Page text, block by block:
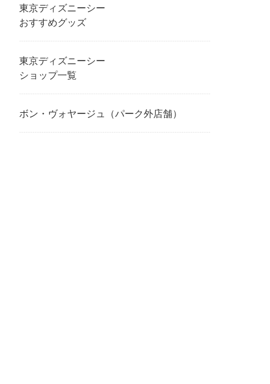
東京ディズニーシー
おすすめグッズ
東京ディズニーシー
ショップ一覧
ボン・ヴォヤージュ（パーク外店舗）